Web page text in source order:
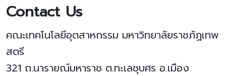
Contact Us
คณะเทคโนโลยีอุตสาหกรรม มหาวิทยาลัยราชภัฏเทพ
สตรี
321 ถ.นารายณ์มหาราช ต.ทะเลชุบศร อ.เมือง